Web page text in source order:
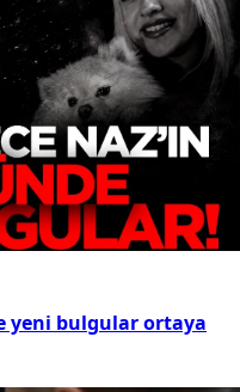
yeni bulgular ortaya